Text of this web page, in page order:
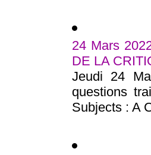
24 Mars
DE LA
Jeudi 24
questions
Subjects : A